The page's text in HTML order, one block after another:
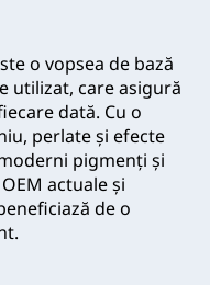
o vopsea de bază
utilizat, care asigură
dată. Cu o
perlate și efecte
pigmenți și
actuale și
de o